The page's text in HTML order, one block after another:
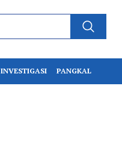
INVESTIGASI PANGKAL